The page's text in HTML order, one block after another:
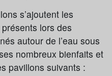
s’ajoutent les
lors des
autour de l’eau sous
nombreux bienfaits et
pavillons suivants :